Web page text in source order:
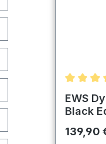
EWS
Black
139,90